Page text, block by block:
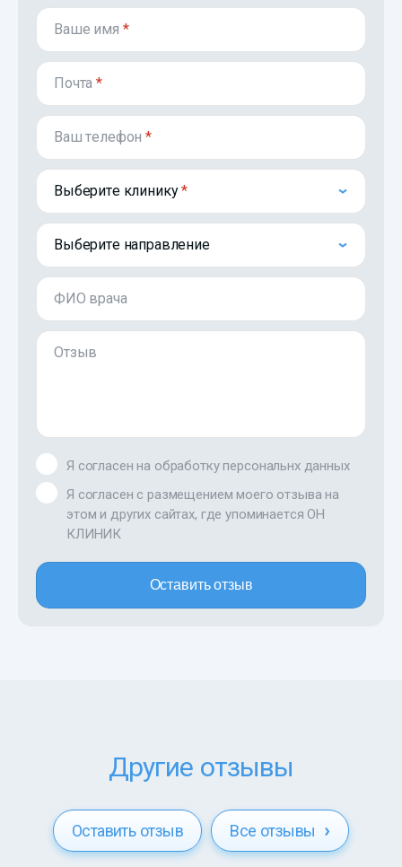
Ваше имя *
Почта*
Ваш телефон*
Выберите клинику
Выберите направление
ФИО врача
Отзыв
Я согласен на обработку персональнх данных
Я согласен с размещением моего отзыва на
этом и других сайтах, где упоминается ОН
КЛИНИК
Оставить отзыв
Другие отзывы
Оставить отзыв Все отзывы